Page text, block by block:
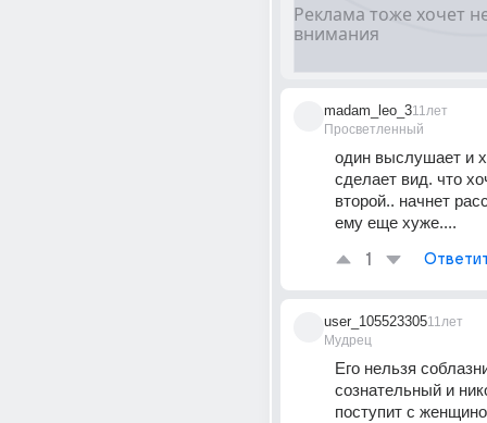
madam_leo_3
Просветленный
11лет
один выслушает и
сделает вид. что
второй.. начнет
ему еще хуже....
1
user_105523305
Мудрец
11лет
Его нельзя
сознательный и
поступит с